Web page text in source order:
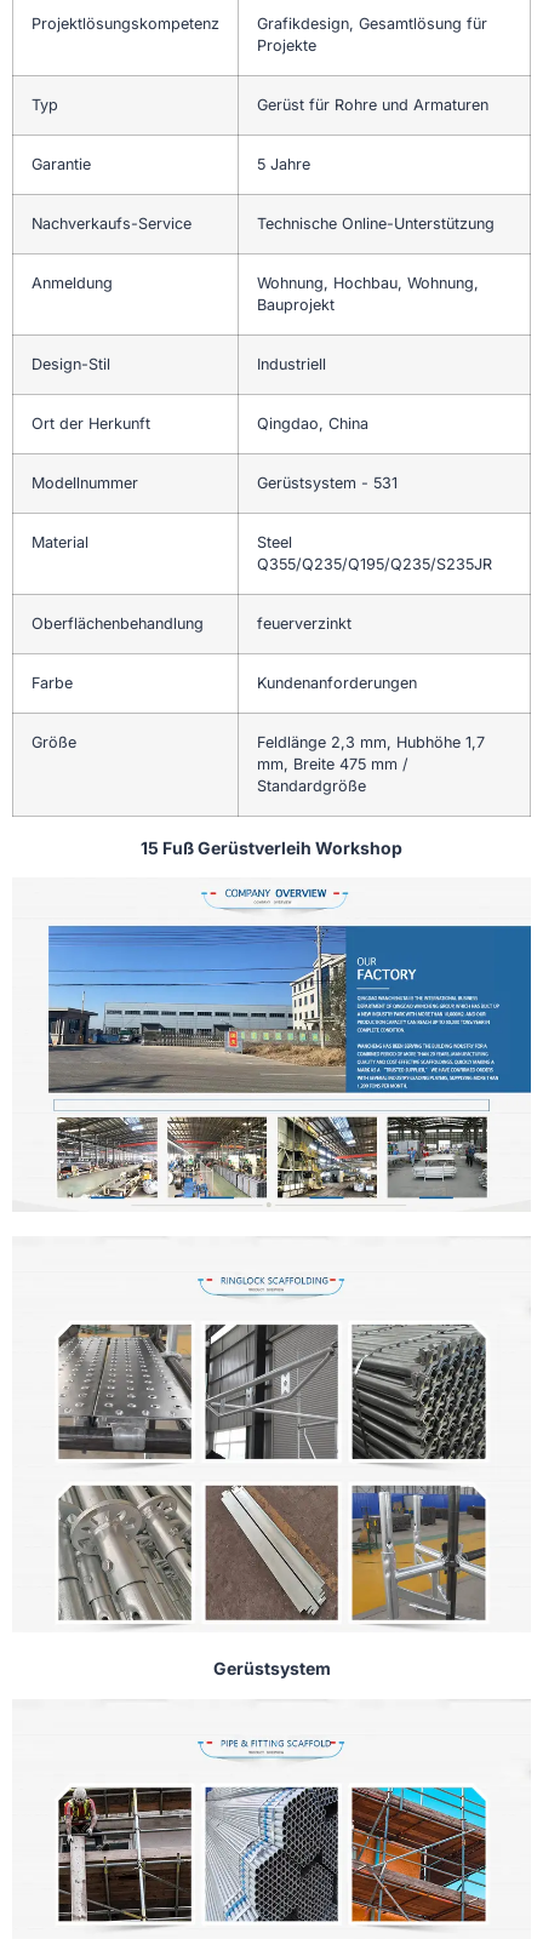
Projektlösungskompetenz
Grafikdesign, Gesamtlösung für
Projekte
Typ Gerüst für Rohre und Armaturen
Garantie 5 Jahre
Nachverkaufs-Service Technische Online-Unterstützung
Anmeldung
Wohnung, Hochbau, Wohnung,
Bauprojekt
Design-Stil Industriell
Ort der Herkunft Qingdao, China
Modellnummer Gerüstsystem - 531
Material
Steel
Q355/Q235/Q195/Q235/S235JR
Oberflächenbehandlung feuerverzinkt
Farbe Kundenanforderungen
Größe
Feldlänge 2,3 mm, Hubhöhe 1,7
mm, Breite 475 mm /
Standardgröße
15 Fuß Gerüstverleih Workshop
Gerüstsystem